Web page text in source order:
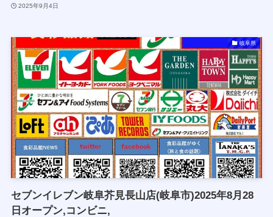
2025年9月4日
岐阜県
セブンイレブン岐阜芥見長山店(岐阜市)2025年8月28
日オープン,コンビニ,